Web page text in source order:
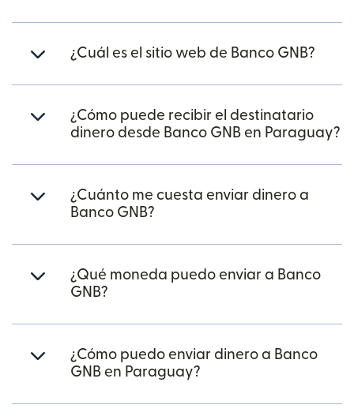
¿Cuál es el sitio web de Banco GNB?
¿Cómo puede recibir el destinatario
dinero desde Banco GNB en Paraguay?
¿Cuánto me cuesta enviar dinero a
Banco GNB?
¿Qué moneda puedo enviar a Banco
GNB?
¿Cómo puedo enviar dinero a Banco
GNB en Paraguay?